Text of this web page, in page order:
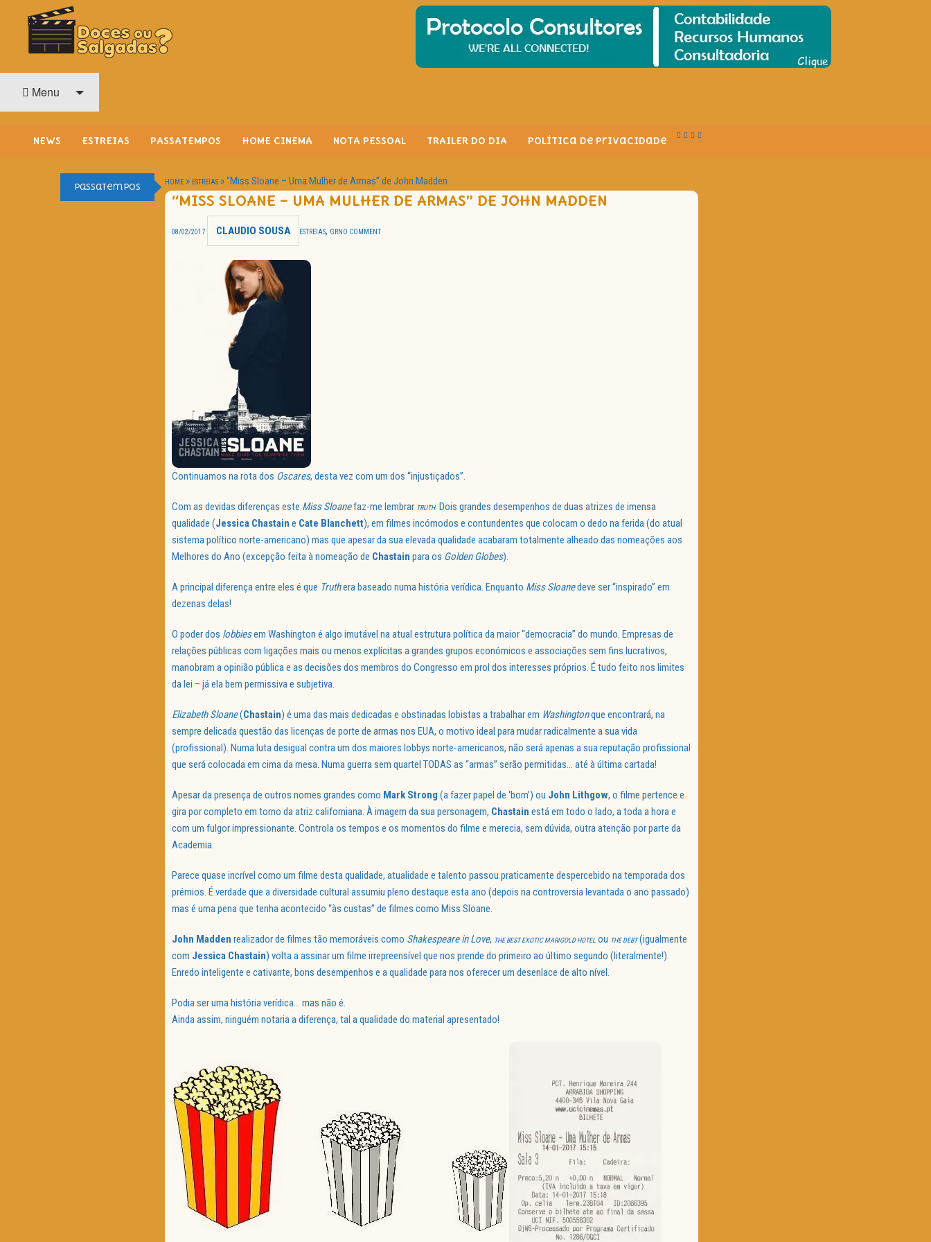
O Cinema? Uma Paixão!!
Menu
NEWS ESTREIAS PASSATEMPOS HOME CINEMA NOTA PESSOAL TRAILER DO DIA Política de Privacidade
Passatempos HOME » ESTREIAS »“Miss Sloane – Uma Mulher de Armas” de John Madden
“MISS SLOANE – UMA MULHER DE ARMAS” DE JOHN MADDEN
08/02/2017 CLAUDIO SOUSA ESTREIAS, GRNO COMMENT
Continuamos na rota dos Oscares, desta vez com um dos “injustiçados”.
Com as devidas diferenças este Miss Sloanefaz-me lembrar TRUTH. Dois grandes desempenhos de duas atrizes de imensa
qualidade (Jessica Chastain e Cate Blanchett), em filmes incómodos e contundentes que colocam o dedo na ferida (do atual
sistema político norte-americano) mas que apesar da sua elevada qualidade acabaram totalmente alheado das nomeações aos
Melhores do Ano (excepção feita à nomeação de Chastain para os Golden Globes).
A principal diferença entre eles é que Truthera baseado numa história verídica. Enquanto Miss Sloanedeve ser “inspirado” em
dezenas delas!
O poder dos lobbiesem Washington é algo imutável na atual estrutura política da maior “democracia” do mundo. Empresas de
relações públicas com ligações mais ou menos explícitas a grandes grupos económicos e associações sem fins lucrativos,
manobram a opinião pública e as decisões dos membros do Congresso em prol dos interesses próprios. É tudo feito nos limites
da lei – já ela bem permissiva e subjetiva.
Elizabeth Sloane(Chastain) é uma das mais dedicadas e obstinadas lobistas a trabalhar em Washingtonque encontrará, na
sempre delicada questão das licenças de porte de armas nos EUA, o motivo ideal para mudar radicalmente a sua vida
(profissional). Numa luta desigual contra um dos maiores lobbys norte-americanos, não será apenas a sua reputação profissional
que será colocada em cima da mesa. Numa guerra sem quartel TODAS as “armas” serão permitidas… até à última cartada!
Apesar da presença de outros nomes grandes como Mark Strong (a fazer papel de ‘bom’) ou John Lithgow, o filme pertence e
gira por completo em torno da atriz californiana. À imagem da sua personagem, Chastain está em todo o lado, a toda a hora e
com um fulgor impressionante. Controla os tempos e os momentos do filme e merecia, sem dúvida, outra atenção por parte da
Academia.
Parece quase incrível como um filme desta qualidade, atualidade e talento passou praticamente despercebido na temporada dos
prémios. É verdade que a diversidade cultural assumiu pleno destaque esta ano (depois na controversia levantada o ano passado)
mas é uma pena que tenha acontecido “às custas” de filmes como Miss Sloane.
John Madden realizador de filmes tão memoráveis como Shakespeare in Love, THE BEST EXOTIC MARIGOLD HOTEL ou THE DEBT(igualmente
com Jessica Chastain) volta a assinar um filme irrepreensível que nos prende do primeiro ao último segundo (literalmente!).
Enredo inteligente e cativante, bons desempenhos e a qualidade para nos oferecer um desenlace de alto nível.
Podia ser uma história verídica… mas não é.
Ainda assim, ninguém notaria a diferença, tal a qualidade do material apresentado!